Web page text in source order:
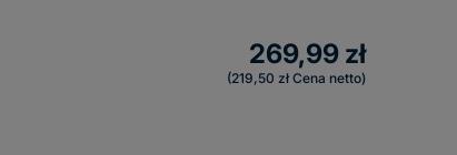
269,99 zł
219,50 zł Cena netto